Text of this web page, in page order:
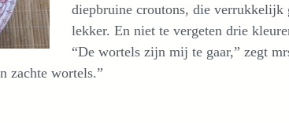
diepbruine croutons, die
lekker. En niet te vergeten drie
“De wortels zijn mij te gaar,” zegt
zachte wortels.”